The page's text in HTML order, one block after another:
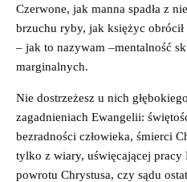
Czerwone, jak manna spadła z
brzuchu ryby, jak księżyc
– jak to nazywam –mentalność
marginalnych.
Nie dostrzeżesz u nich
zagadnieniach Ewangelii:
bezradności człowieka, śmierci
tylko z wiary, uświęcającej pracy
powrotu Chrystusa, czy sądu